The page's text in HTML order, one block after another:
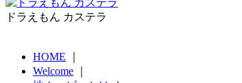
ドラえもん カステラ
HOME
Welcome